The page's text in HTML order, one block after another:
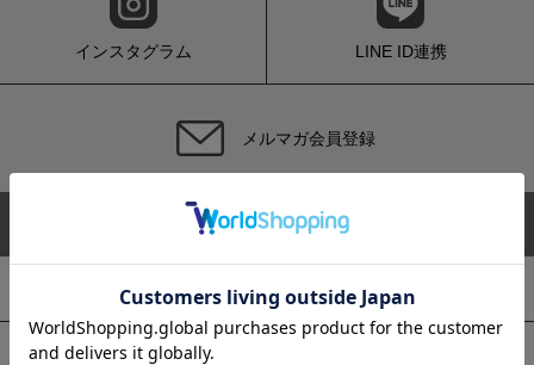
インスタグラム LINE ID連携
メルマガ会員登録
初めての方へ お買い物ガイド
ご注文について